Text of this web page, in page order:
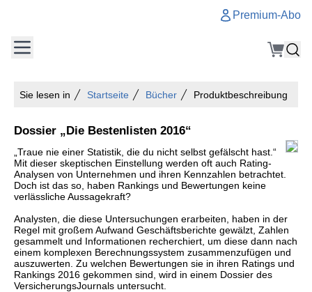
Premium-Abo
Sie lesen in Startseite Bücher Produktbeschreibung
Dossier „Die Bestenlisten 2016“
„Traue nie einer Statistik, die du nicht selbst gefälscht hast.“
Mit dieser skeptischen Einstellung werden oft auch Rating-
Analysen von Unternehmen und ihren Kennzahlen betrachtet.
Doch ist das so, haben Rankings und Bewertungen keine
verlässliche Aussagekraft?
Analysten, die diese Untersuchungen erarbeiten, haben in der
Regel mit großem Aufwand Geschäftsberichte gewälzt, Zahlen
gesammelt und Informationen recherchiert, um diese dann nach
einem komplexen Berechnungssystem zusammenzufügen und
auszuwerten. Zu welchen Bewertungen sie in ihren Ratings und
Rankings 2016 gekommen sind, wird in einem Dossier des
VersicherungsJournals untersucht.